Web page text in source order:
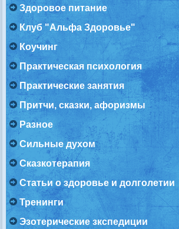
Здоровое питание
Клуб "Альфа Здоровье"
Коучинг
Практическая психология
Практические занятия
Притчи, сказки, афоризмы
Разное
Сильные духом
Сказкотерапия
Статьи о здоровье и долголетии
Тренинги
Эзотерические зкспедиции